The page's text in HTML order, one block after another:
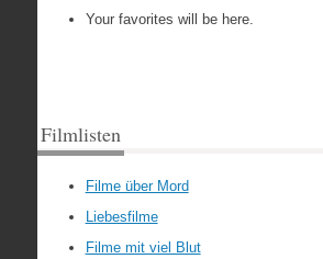
Your favorites will be here.
Filmlisten
Filme über Mord
Liebesfilme
Filme mit viel Blut